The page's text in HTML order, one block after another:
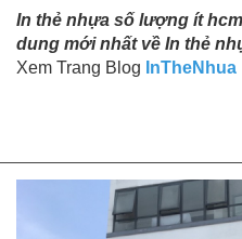
In thẻ nhựa số lượng ít
dung mới nhất về In thẻ
Xem Trang Blog InTheNhua